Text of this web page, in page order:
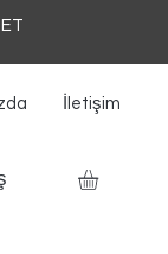
İletişim